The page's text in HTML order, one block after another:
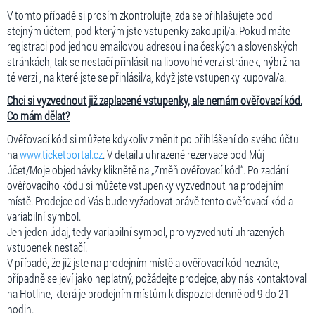
V tomto případě si prosím zkontrolujte, zda se přihlašujete pod
stejným účtem, pod kterým jste vstupenky zakoupil/a. Pokud máte
registraci pod jednou emailovou adresou i na českých a slovenských
stránkách, tak se nestačí přihlásit na libovolné verzi stránek, nýbrž na
té verzi , na které jste se přihlásil/a, když jste vstupenky kupoval/a.
Chci si vyzvednout již zaplacené vstupenky, ale nemám ověřovací kód.
Co mám dělat?
Ověřovací kód si můžete kdykoliv změnit po přihlášení do svého účtu
nawww.ticketportal.cz. V detailu uhrazené rezervace pod Můj
účet/Moje objednávky kliknětě na „Změň ověřovací kód“. Po zadání
ověřovacího kódu si můžete vstupenky vyzvednout na prodejním
místě. Prodejce od Vás bude vyžadovat právě tento ověřovací kód a
variabilní symbol.
Jen jeden údaj, tedy variabilní symbol, pro vyzvednutí uhrazených
vstupenek nestačí.
V případě, že již jste na prodejním místě a ověřovací kód neznáte,
případně se jeví jako neplatný, požádejte prodejce, aby nás kontaktoval
na Hotline, která je prodejním místům k dispozici denně od 9 do 21
hodin.